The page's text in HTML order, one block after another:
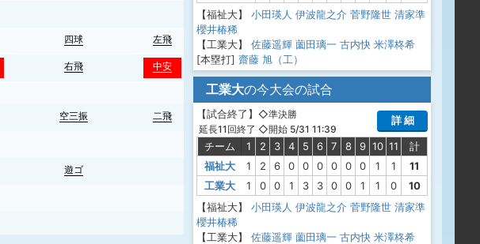
四球 左飛 中犠
右飛 中安 四球
空三振 二飛
二ゴ
遊ゴ
一ゴ 投ギ
【福祉大】
小田瑛人 伊波龍之介 菅野隆世 清家準
櫻井椿稀
【工業大】
佐藤遥輝 薗田璃一 古内快 米澤柊希
[本塁打] 齋藤 旭（工）
工業大の今大会の試合
【試合終了】
延長11回終了
◇準決勝
◇開始 5/31 11:39
詳 細
チーム 1 2 3 4 5 6 7 8 9 10 11
計
福祉大
1 2 6 0 0 0 0 0 0 1 1
11
工業大
1 0 0 1 3 3 0 0 1 1 0
10
【福祉大】
小田瑛人 伊波龍之介 菅野隆世 清家準
櫻井椿稀
【工業大】
佐藤遥輝 薗田璃一 古内快 米澤柊希